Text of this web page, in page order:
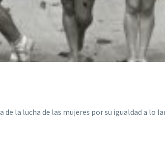
la lucha de las mujeres por su igualdad a lo